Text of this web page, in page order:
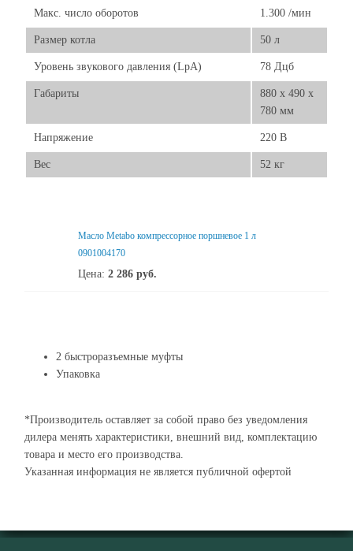
Макс. число оборотов 1.300 /мин
Размер котла 50 л
Уровень звукового давления (LрА) 78 Дцб
Габариты
880 x 490 x
780 мм
Напряжение 220 В
Вес 52 кг
Масло Metabo компрессорное поршневое 1 л
0901004170
Цена: 2 286 руб.
2 быстроразъемные муфты
Упаковка
*Производитель оставляет за собой право без уведомления
дилера менять характеристики, внешний вид, комплектацию
товара и место его производства.
Указанная информация не является публичной офертой